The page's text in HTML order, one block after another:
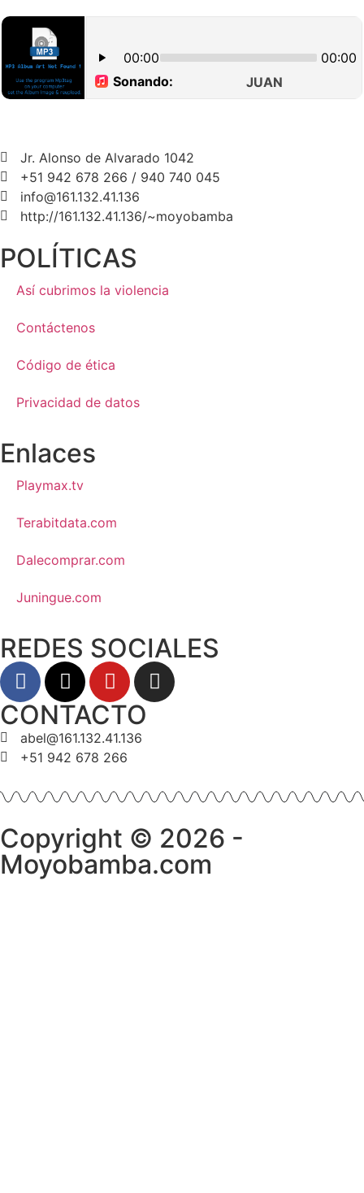
Jr. Alonso de Alvarado 1042
+51 942 678 266 / 940 740 045
info@161.132.41.136
http://161.132.41.136/~moyobamba
POLÍTICAS
Así cubrimos la violencia
Contáctenos
Código de ética
Privacidad de datos
Enlaces
Playmax.tv
Terabitdata.com
Dalecomprar.com
Juningue.com
REDES SOCIALES
CONTACTO
abel@161.132.41.136
+51 942 678 266
Copyright © 2026 -
Moyobamba.com